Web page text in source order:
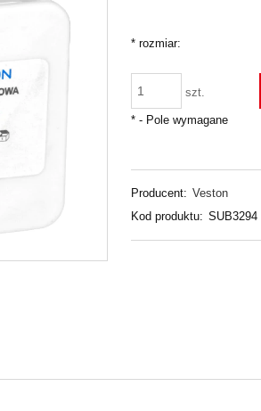
*rozmiar:
szt.
*- Pole wymagane
Producent: Veston
Kod produktu: SUB3294